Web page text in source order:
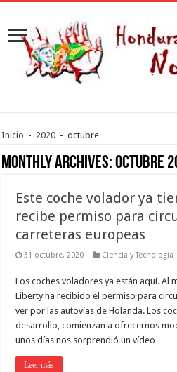
Inicio - 2020 - octubre
Monthly Archives:octubre
Este coche volador ya
recibe permiso para
carreteras europeas
31 octubre, 2020 Ciencia y Tecnología
Los coches voladores ya están aquí. Al
Liberty ha recibido el permiso para
ver por las autovías de Holanda. Los
desarrollo, comienzan a ofrecernos
unos días nos sorprendió un vídeo …
Leer más